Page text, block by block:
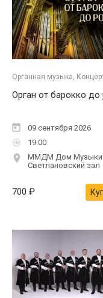
Органная музыка,
Орган от барокко до
09 сентября 2026
19:00
ММДМ Дом Музыки
Светлановский зал
700 ₽